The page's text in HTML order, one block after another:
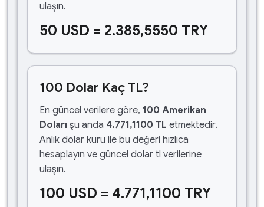
ulaşın.
50 USD = 2.385,5550 TRY
100 Dolar Kaç TL?
En güncel verilere göre, 100 Amerikan
Doları şu anda 4.771,1100 TL etmektedir.
Anlık dolar kuru ile bu değeri hızlıca
hesaplayın ve güncel dolar tl verilerine
ulaşın.
100 USD = 4.771,1100 TRY